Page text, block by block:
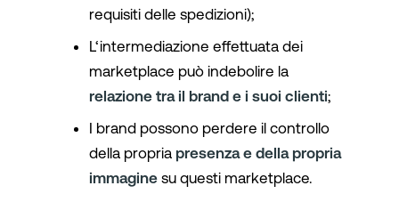
requisiti delle spedizioni);
L‘intermediazione effettuata dei
marketplace può indebolire la
relazione tra il brand e i suoi clienti;
I brand possono perdere il controllo
della propria presenza e della propria
immagine su questi marketplace.